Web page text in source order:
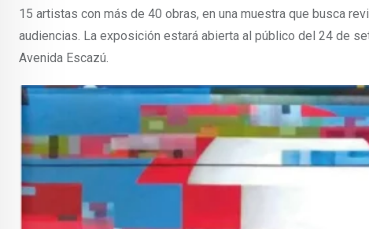
15 artistas con más de 40 obras, en una muestra que busca
audiencias. La exposición estará abierta al público del 24 de
Avenida Escazú.